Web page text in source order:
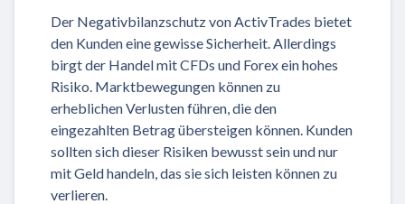
Der Negativbilanzschutz von ActivTrades bietet
den Kunden eine gewisse Sicherheit. Allerdings
birgt der Handel mit CFDs und Forex ein hohes
Risiko. Marktbewegungen können zu
erheblichen Verlusten führen, die den
eingezahlten Betrag übersteigen können. Kunden
sollten sich dieser Risiken bewusst sein und nur
mit Geld handeln, das sie sich leisten können zu
verlieren.